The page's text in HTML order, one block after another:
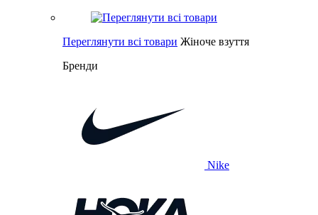
Переглянути всі товари Жіноче взуття
Бренди
Nike